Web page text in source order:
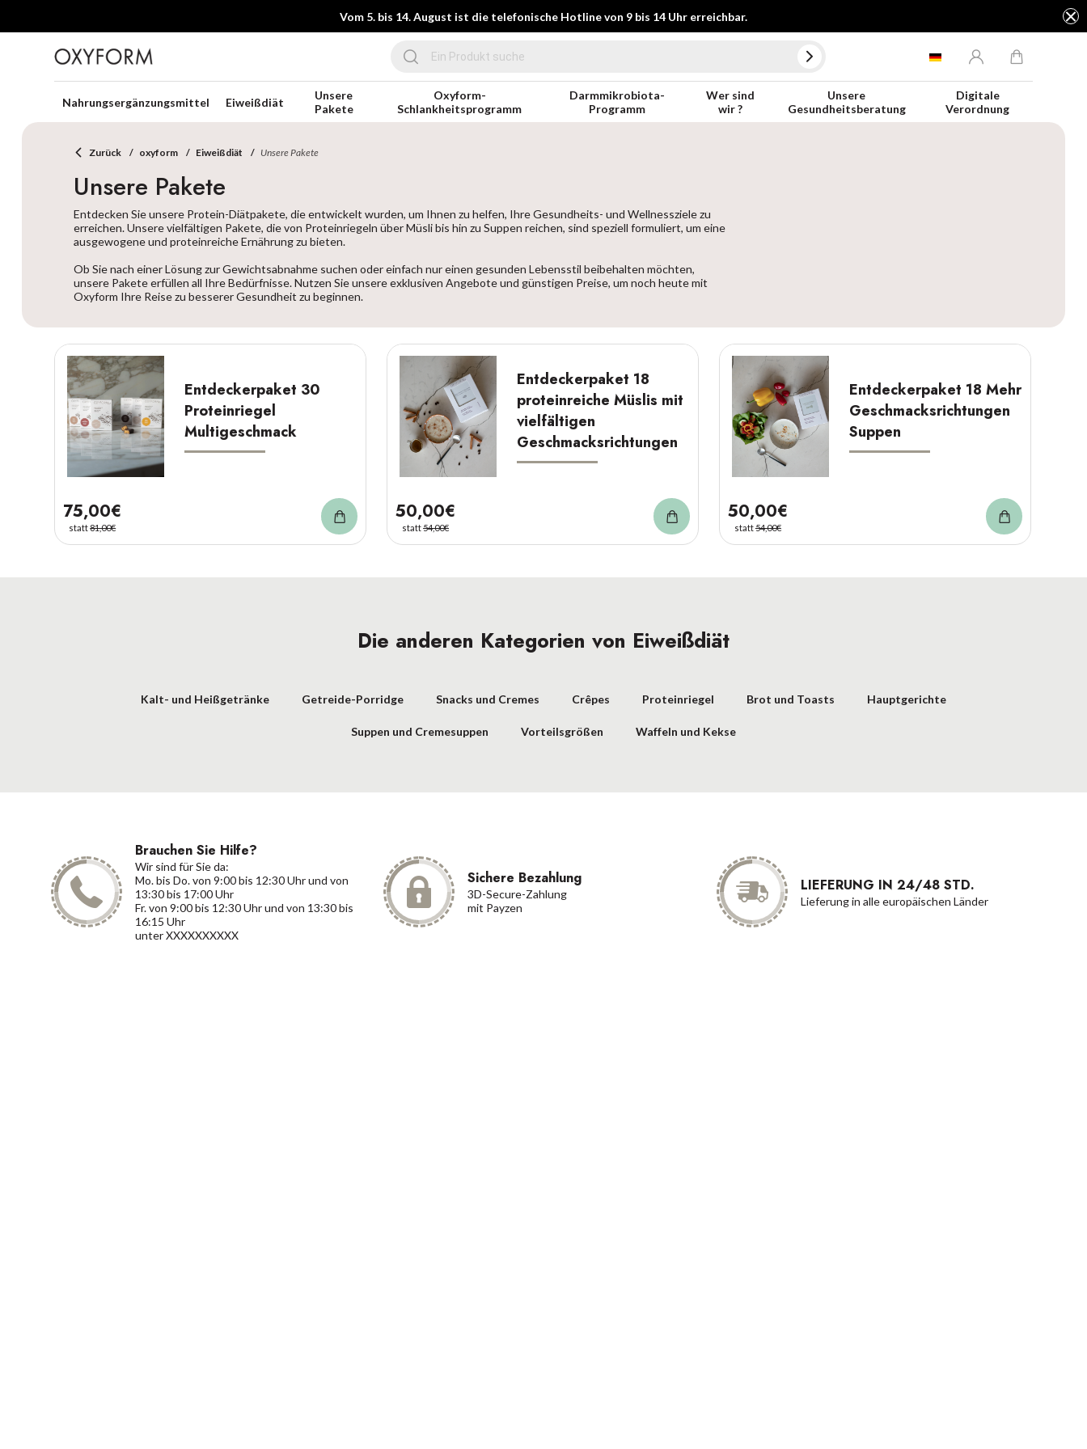
Vom 5. bis 14. August ist die telefonische Hotline von 9 bis 14 Uhr erreichbar.
Nahrungsergänzungsmittel Eiweißdiät
Unsere
Pakete
Oxyform-
Schlankheitsprogramm
Darmmikrobiota-
Programm
Wer sind
wir ?
Unsere
Gesundheitsberatung
Digitale
Verordnung
Zurück oxyform Eiweißdiät Unsere Pakete
Unsere Pakete
Entdecken Sie unsere Protein-Diätpakete, die entwickelt wurden, um Ihnen zu helfen, Ihre Gesundheits- und Wellnessziele zu
erreichen. Unsere vielfältigen Pakete, die von Proteinriegeln über Müsli bis hin zu Suppen reichen, sind speziell formuliert, um eine
ausgewogene und proteinreiche Ernährung zu bieten.
Ob Sie nach einer Lösung zur Gewichtsabnahme suchen oder einfach nur einen gesunden Lebensstil beibehalten möchten,
unsere Pakete erfüllen all Ihre Bedürfnisse. Nutzen Sie unsere exklusiven Angebote und günstigen Preise, um noch heute mit
Oxyform Ihre Reise zu besserer Gesundheit zu beginnen.
Entdeckerpaket 30
Proteinriegel
Multigeschmack
75,00€
statt81,00€
Entdeckerpaket 18
proteinreiche Müslis mit
vielfältigen
Geschmacksrichtungen
50,00€
statt54,00€
Entdeckerpaket 18 Mehr
Geschmacksrichtungen
Suppen
50,00€
statt54,00€
Die anderen Kategorien von Eiweißdiät
Kalt- und Heißgetränke Getreide-Porridge Snacks und Cremes Crêpes Proteinriegel Brot und Toasts Hauptgerichte
Suppen und Cremesuppen Vorteilsgrößen Waffeln und Kekse
Brauchen Sie Hilfe?
Wir sind für Sie da:
Mo. bis Do. von 9:00 bis 12:30 Uhr und von
13:30 bis 17:00 Uhr
Fr. von 9:00 bis 12:30 Uhr und von 13:30 bis
16:15 Uhr
unter XXXXXXXXXX
Sichere Bezahlung
3D-Secure-Zahlung
mit Payzen
LIEFERUNG IN 24/48 STD.
Lieferung in alle europäischen Länder